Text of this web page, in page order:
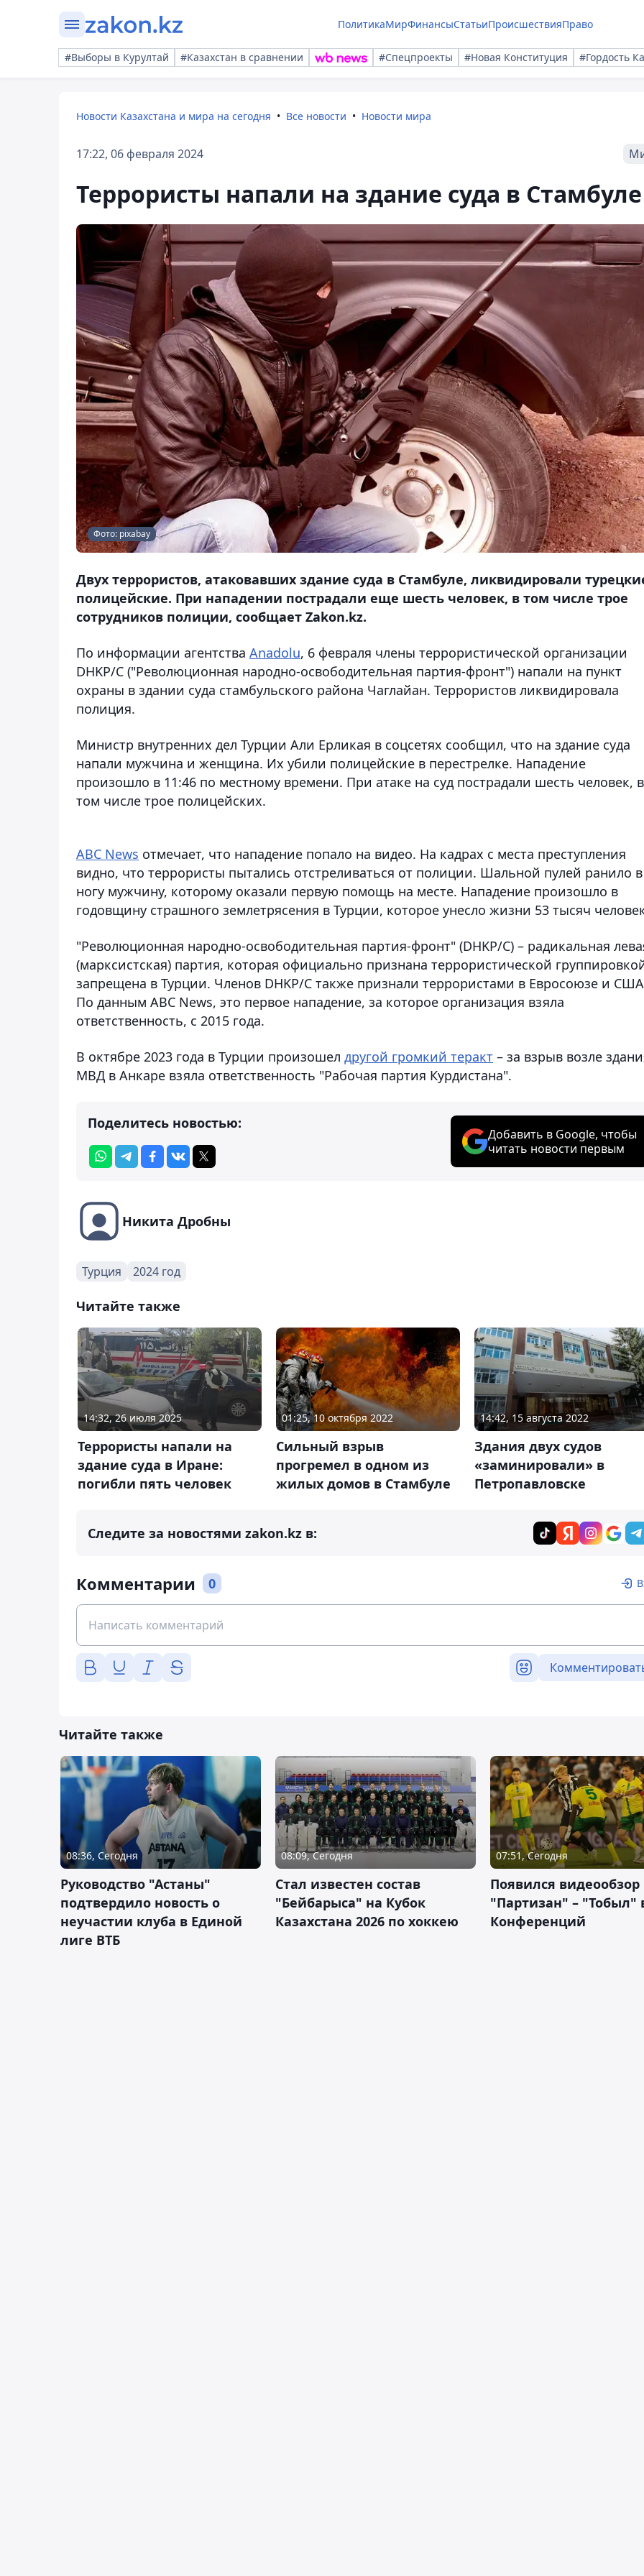
ПолитикаМирФинансыСтатьиПроисшествияПраво
#Выборы в Курултай #Казахстан в сравнении #Спецпроекты #Новая Конституция #Гордость
Новости Казахстана и мира на сегодня Все новости Новости мира
17:22, 06 февраля 2024
Террористы напали на здание суда в Стамбуле
Фото: pixabay
Двух террористов, атаковавших здание суда в Стамбуле, ликвидировали
полицейские. При нападении пострадали еще шесть человек, в том числе трое
сотрудников полиции, сообщает Zakon.kz.
По информации агентства Anadolu, 6 февраля члены террористической организации
DHKP/C ("Революционная народно-освободительная партия-фронт") напали на пункт
охраны в здании суда стамбульского района Чаглайан. Террористов ликвидировала
полиция.
Министр внутренних дел Турции Али Ерликая в соцсетях сообщил, что на здание суда
напали мужчина и женщина. Их убили полицейские в перестрелке. Нападение
произошло в 11:46 по местному времени. При атаке на суд пострадали шесть человек, в
том числе трое полицейских.
ABC News отмечает, что нападение попало на видео. На кадрах с места преступления
видно, что террористы пытались отстреливаться от полиции. Шальной пулей ранило в
ногу мужчину, которому оказали первую помощь на месте. Нападение произошло в
годовщину страшного землетрясения в Турции, которое унесло жизни 53 тысяч
"Революционная народно-освободительная партия-фронт" (DHKP/C) – радикальная
(марксистская) партия, которая официально признана террористической
запрещена в Турции. Членов DHKP/C также признали террористами в Евросоюзе и
По данным ABC News, это первое нападение, за которое организация взяла
ответственность, с 2015 года.
В октябре 2023 года в Турции произошел другой громкий теракт – за взрыв возле
МВД в Анкаре взяла ответственность "Рабочая партия Курдистана".
Поделитесь новостью:
Добавить в Google, чтобы
читать новости первым
Никита Дробны
Турция 2024 год
Читайте также
14:32, 26 июля 2025
Террористы напали на
здание суда в Иране:
погибли пять человек
01:25, 10 октября 2022
Сильный взрыв
прогремел в одном из
жилых домов в Стамбуле
14:42, 15 августа 2022
Здания двух судов
«заминировали» в
Петропавловске
Следите за новостями zakon.kz в:
Комментарии 0
Читайте также
08:36, Сегодня
Руководство "Астаны"
подтвердило новость о
неучастии клуба в Единой
лиге ВТБ
08:09, Сегодня
Стал известен состав
"Бейбарыса" на Кубок
Казахстана 2026 по хоккею
07:51, Сегодня
Появился
"Партизан" – "Тобыл"
Конференций